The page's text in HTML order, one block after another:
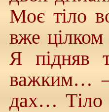
Моє тіло
вже
Я підняв
важким…
дах…